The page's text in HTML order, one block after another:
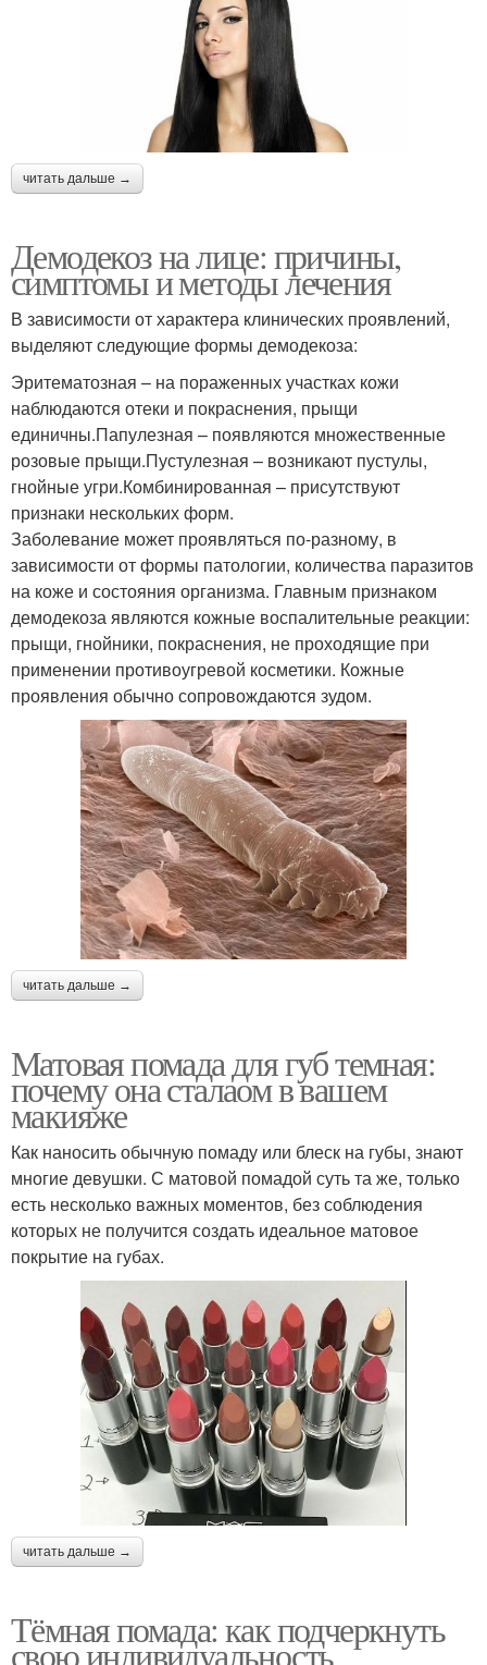
читать дальше →
Демодекоз на лице: причины,
симптомы и методы лечения
В зависимости от характера клинических проявлений,
выделяют следующие формы демодекоза:
Эритематозная – на пораженных участках кожи
наблюдаются отеки и покраснения, прыщи
единичны.Папулезная – появляются множественные
розовые прыщи.Пустулезная – возникают пустулы,
гнойные угри.Комбинированная – присутствуют
признаки нескольких форм.
Заболевание может проявляться по-разному, в
зависимости от формы патологии, количества паразитов
на коже и состояния организма. Главным признаком
демодекоза являются кожные воспалительные реакции:
прыщи, гнойники, покраснения, не проходящие при
применении противоугревой косметики. Кожные
проявления обычно сопровождаются зудом.
читать дальше →
Матовая помада для губ темная:
почему она сталаом в вашем
макияже
Как наносить обычную помаду или блеск на губы, знают
многие девушки. С матовой помадой суть та же, только
есть несколько важных моментов, без соблюдения
которых не получится создать идеальное матовое
покрытие на губах.
читать дальше →
Тёмная помада: как подчеркнуть
свою индивидуальность